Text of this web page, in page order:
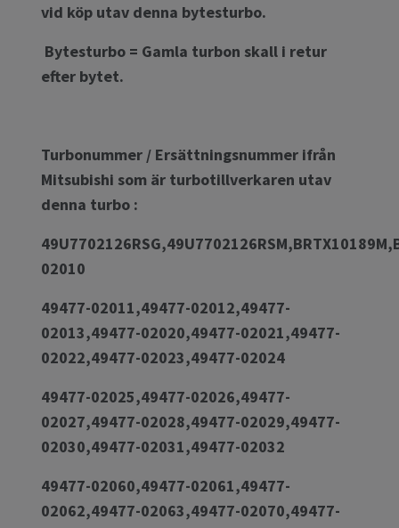
vid köp utav denna bytesturbo.
Bytesturbo = Gamla turbon skall i retur
efter bytet.
Turbonummer / Ersättningsnummer ifrån
Mitsubishi som är turbotillverkaren utav
denna turbo :
02010
49477-02011,49477-02012,49477-
02013,49477-02020,49477-02021,49477-
02022,49477-02023,49477-02024
49477-02025,49477-02026,49477-
02027,49477-02028,49477-02029,49477-
02030,49477-02031,49477-02032
49477-02060,49477-02061,49477-
02062,49477-02063,49477-02070,49477-